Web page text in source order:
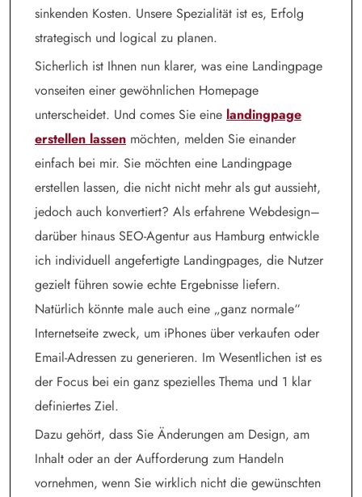
sinkenden Kosten. Unsere Spezialität ist es, Erfolg
strategisch und logical zu planen.
Sicherlich ist Ihnen nun klarer, was eine Landingpage
vonseiten einer gewöhnlichen Homepage
unterscheidet. Und comes Sie eine landingpage
erstellen lassen möchten, melden Sie einander
einfach bei mir. Sie möchten eine Landingpage
erstellen lassen, die nicht nicht mehr als gut aussieht,
jedoch auch konvertiert? Als erfahrene Webdesign–
darüber hinaus SEO-Agentur aus Hamburg entwickle
ich individuell angefertigte Landingpages, die Nutzer
gezielt führen sowie echte Ergebnisse liefern.
Natürlich könnte male auch eine „ganz normale“
Internetseite zweck, um iPhones über verkaufen oder
Email-Adressen zu generieren. Im Wesentlichen ist es
der Focus bei ein ganz spezielles Thema und 1 klar
definiertes Ziel.
Dazu gehört, dass Sie Änderungen am Design, am
Inhalt oder an der Aufforderung zum Handeln
vornehmen, wenn Sie wirklich nicht die gewünschten